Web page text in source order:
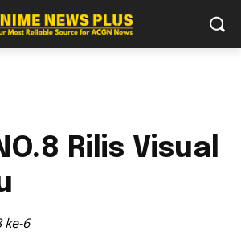
Rilis Visual
ke-6